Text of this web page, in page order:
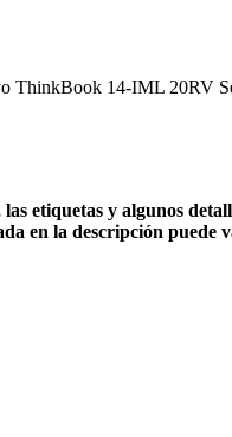
ThinkBook 14-IML 20RV
etiquetas y algunos
en la descripción puede